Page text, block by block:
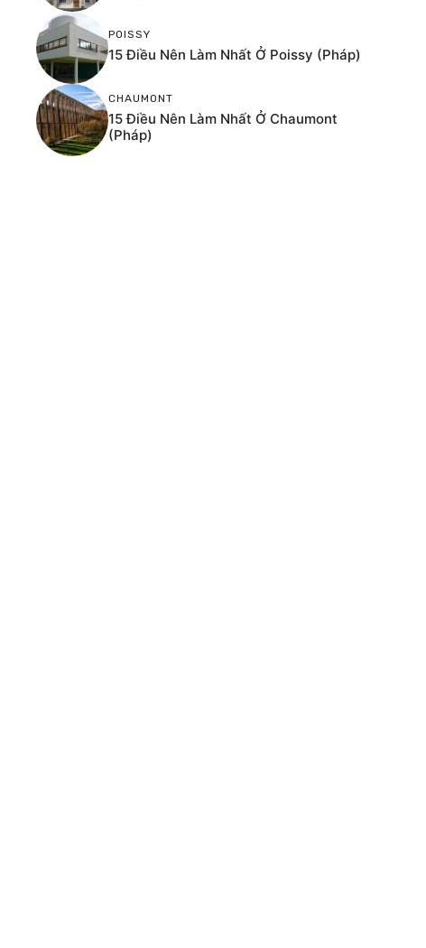
POISSY
15 Điều Nên Làm Nhất Ở Poissy (Pháp)
CHAUMONT
15 Điều Nên Làm Nhất Ở Chaumont
(Pháp)